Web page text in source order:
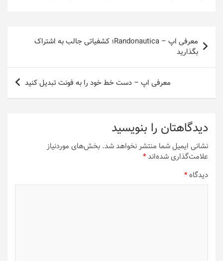
راهبری
نوشته
معرفی اپ – Randonautica؛ کشفیاتی جالب به اشتراک
بگذارید
معرفی اپ – دست خط خود را به فونت تبدیل کنید
دیدگاهتان را بنویسید
نشانی ایمیل شما منتشر نخواهد شد. بخش‌های موردنیاز
علامت‌گذاری شده‌اند*
دیدگاه*